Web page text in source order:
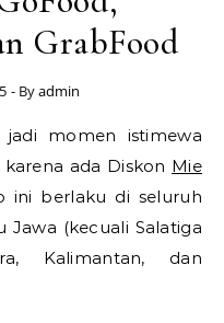
GrabFood
- Byadmin
ada Diskon Mie
ini berlaku di seluruh
Jawa (kecuali Salatiga
Kalimantan, dan